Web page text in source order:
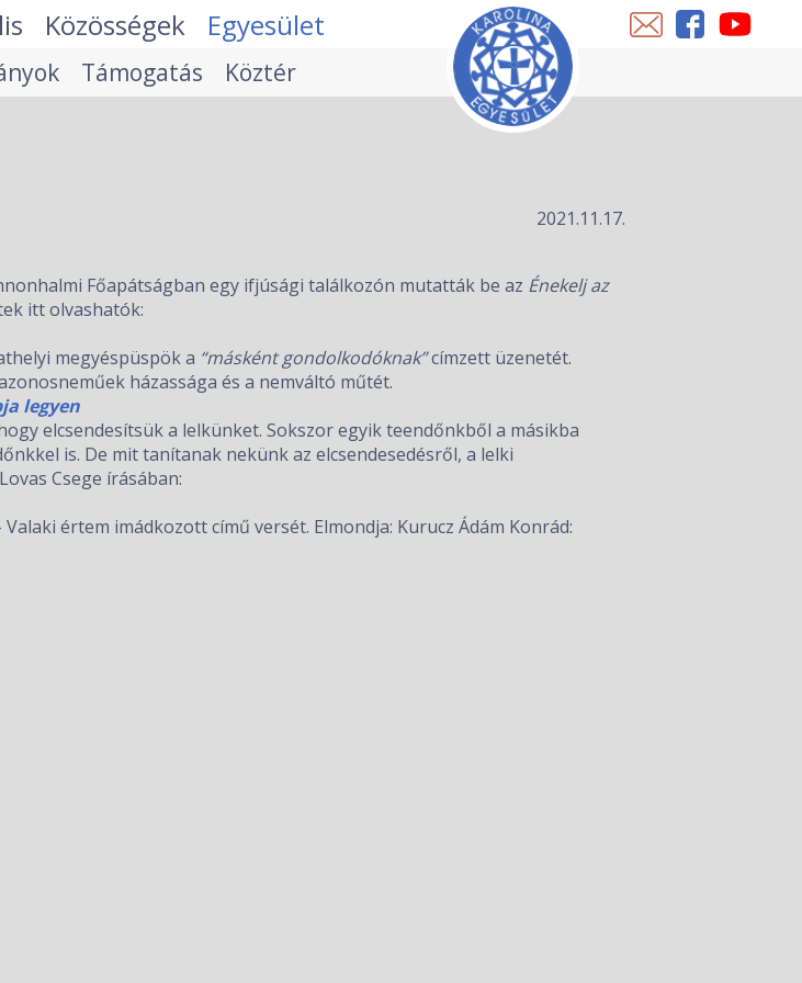
Közösségek Egyesület
Támogatás Köztér
2021.11.17.
Főapátságban egy ifjúsági találkozón mutatták be az Énekelj az
itt olvashatók:
megyéspüspök a “másként gondolkodóknak”címzett üzenetét.
házassága és a nemváltó műtét.
legyen
elcsendesítsük a lelkünket. Sokszor egyik teendőnkből a másikba
is. De mit tanítanak nekünk az elcsendesedésről, a lelki
Csege írásában:
értem imádkozott című versét. Elmondja: Kurucz Ádám Konrád: